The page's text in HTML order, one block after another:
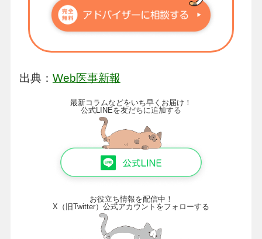
出典： Web医事新報
最新コラムなどをいち早くお届け！
公式LINEを友だちに追加する
お役立ち情報を配信中！
X（旧Twitter）公式アカウントをフォローする